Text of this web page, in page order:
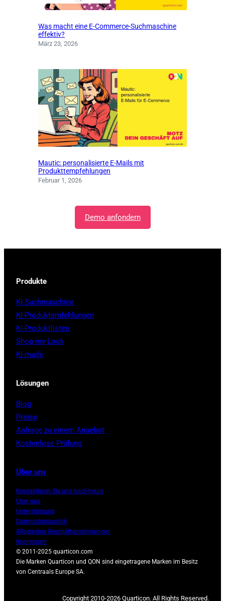
Was macht eine E-Commerce-Suchmaschine
effektiv?
März 23, 2026
Mautic: personalisierte E-Mails mit
Produkttempfehlungen
Februar 1, 2026
Demo anfondern
Produkte
KI-Suchmaschine
KI-Produktemfehlungen
KI-Produktlisten
Shop my Look
KI-mails
Lösungen
Blog
Preise
Anfrage zu einem Angebot
Kostenlose Prüfung
Über uns
Kontaktieren Sie uns noch heute
Über uns
Unterstützung
Datenschutzpolitik
Allgemeine Geschäftsbedingungen
Impressum
© 2011-2025 quarticon.com
Die Marken Quarticon und QON sind eingetragene Marken im Besitz
von Centraals Europe SA.
Copyright 2010-2026 Quarticon. All Rights Reserved.